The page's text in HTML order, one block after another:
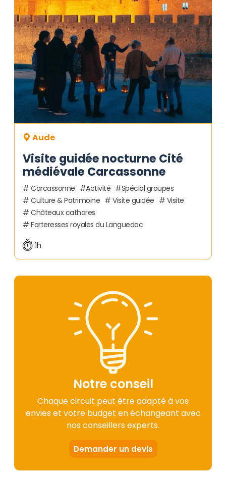
Visite guidée nocturne Cité
médiévale Carcassonne
Aude
Carcassonne Activité
Spécial groupes
Culture & Patrimoine
Visite guidée
Visite
Châteaux cathares
Forteresses royales du Languedoc
1h
Notre conseil
Chaque circuit peut être adapté à vos
envies et votre budget en échangeant avec
nos conseillers experts.
Demander un devis